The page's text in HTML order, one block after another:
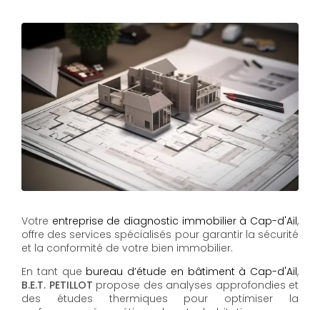
Votre entreprise de diagnostic immobilier à Cap-d'Ail,
offre des services spécialisés pour garantir la sécurité
et la conformité de votre bien immobilier.
En tant que bureau d’étude en bâtiment à Cap-d'Ail,
B.E.T. PETILLOT propose des analyses approfondies et
des études thermiques pour optimiser la